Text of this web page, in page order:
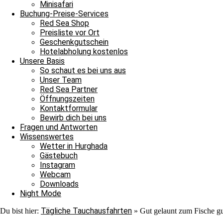
Minisafari
Buchung-Preise-Services
Red Sea Shop
Preisliste vor Ort
Geschenkgutschein
Hotelabholung kostenlos
Unsere Basis
So schaut es bei uns aus
Unser Team
Red Sea Partner
Öffnungszeiten
Kontaktformular
Bewirb dich bei uns
Fragen und Antworten
Wissenswertes
Wetter in Hurghada
Gästebuch
Instagram
Webcam
Downloads
Night Mode
Du bist hier: Tägliche Tauchausfahrten » Gut gelaunt zum Fische
Nach ihrer Show verließen auch sie uns ins Blau. Jedoch war auf
Adlerrochen entdecken, der in der Strömung stand, wie ein Fels in
ebenmäßig Marmoriert und wir konnten ihn von der Nähe
unter einem Stein saß. In unserem Sicherheitsstop begegnete uns
hinschauen sollten, machten wir uns überglücklich auf den Weg
als auch für die Neulinge, denn heute hat unsere Tauschfamilie
viel zu feiern, das heißt schnell auf zur Shaab Stella Bar, denn
Grüße von JJ, Sandra und Janina.
Ganztagesfahrt
Tauchplatz 1: Carlson’s Corner
Tauchplatz 2: Erg Somaya
Tauchplatz 3: Balena
An diesem wunderschönen Sonntagmorgen starteten wir unseren